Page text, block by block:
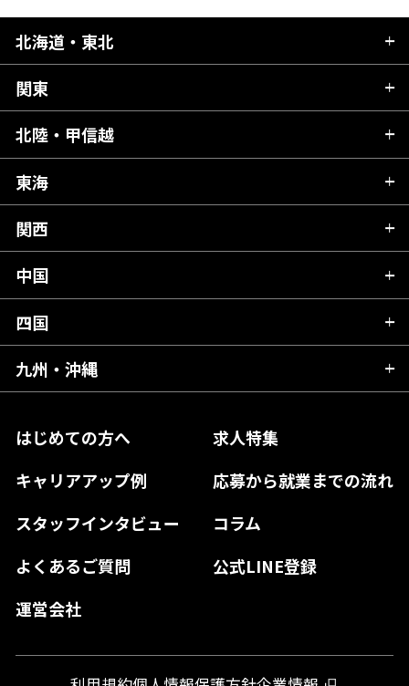
はじめての方へ
求人特集
キャリアアップ例
応募から就業までの流れ
スタッフインタビュー
コラム
よくあるご質問
公式LINE登録
運営会社
北海道・東北
北海道
青森県
秋田県
岩手県
宮城県
福島県
関東
茨城県
栃木県
群馬県
埼玉県
千葉県
東京都
神奈川県
北陸・甲信越
新潟県
富山県
石川県
山梨県
長野県
東海
岐阜県
静岡県
愛知県
関西
滋賀県
京都府
大阪府
奈良県
和歌山県
中国
広島県
岡山県
島根県
山口県
四国
愛媛県
徳島県
九州・沖縄
熊本県
宮崎県